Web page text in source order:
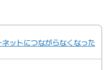
ットにつながらなくなった